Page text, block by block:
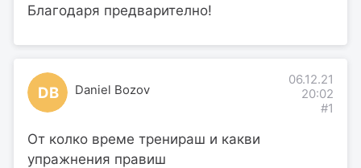
Благодаря предварително!
DB Daniel Bozov
06.12.21
20:02
#1
От колко време тренираш и какви
упражнения правиш